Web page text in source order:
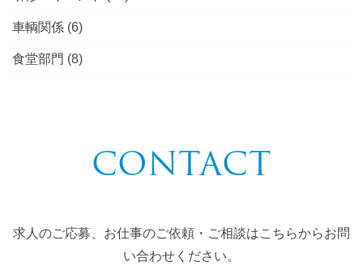
車輌関係 (6)
食堂部門 (8)
CONTACT
求人のご応募、お仕事のご依頼・ご相談はこちらからお問
い合わせください。